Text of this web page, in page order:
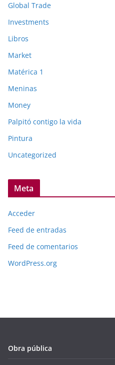
Global Trade
Investments
Libros
Market
Matérica 1
Meninas
Money
Palpitó contigo la vida
Pintura
Uncategorized
Meta
Acceder
Feed de entradas
Feed de comentarios
WordPress.org
Obra pública